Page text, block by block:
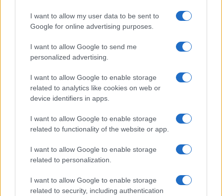
I want to allow my user data to be sent to
Google for online advertising purposes.
I want to allow Google to send me
personalized advertising.
I want to allow Google to enable storage
related to analytics like cookies on web or
device identifiers in apps.
I want to allow Google to enable storage
related to functionality of the website or app.
I want to allow Google to enable storage
related to personalization.
I want to allow Google to enable storage
related to security, including authentication
decisivo dell’attore e il messaggio d’amore
nascosto nell’ultimo concerto del cantautore
di Ivan Mazzoletti
5 Agosto 2026, 20:00
1.4k